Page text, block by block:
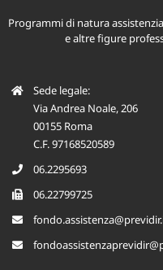
Programmi di natura
e altre figure
Sede legale:
Via Andrea Noale, 206
00155 Roma
C.F. 97168520589
06.2295693
06.22799725